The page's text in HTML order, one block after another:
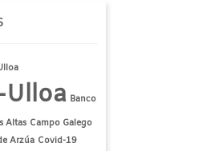
Banco
Altas Campo Galego
Arzúa Covid-19